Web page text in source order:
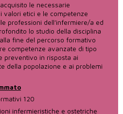
le necessarie
valori etici e le competenze
professioni dell’infermiere/a ed
lo studio della disciplina
fine del percorso formativo
competenze avanzate di tipo
preventivo in risposta ai
della popolazione e ai problemi
120
infermieristiche e ostetriche